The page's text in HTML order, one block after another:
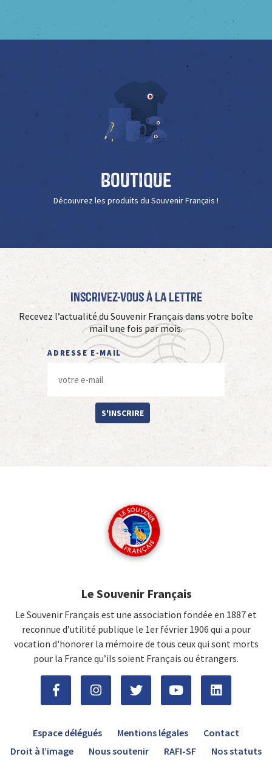
Boutique
Découvrez les produits du Souvenir Français !
Inscrivez-vous à La Lettre
Recevez l’actualité du Souvenir Français dans votre boîte
mail une fois par mois.
ADRESSE E-MAIL
S'INSCRIRE
Le Souvenir Français
Le Souvenir Français est une association fondée en 1887 et
reconnue d’utilité publique le 1er février 1906 qui a pour
vocation d'honorer la mémoire de tous ceux qui sont morts
pour la France qu’ils soient Français ou étrangers.
Espace délégués Mentions légales
Contact
Droit à l’image
Nous soutenir RAFI-SF Nos statuts